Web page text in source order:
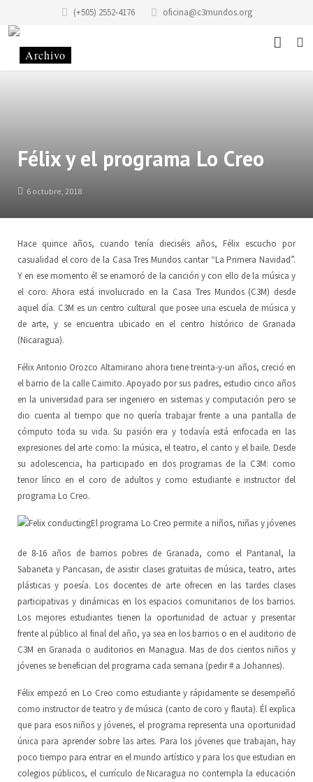
(+505) 2552-4176 oficina@c3mundos.org
Misión
Historia de la Fundación Casa de los Tres Mundos
Código de Conducta
Alquiler y Servicios
Voluntariado
Programas
Taller «Infantilarte»
Taller de Artistas
Colectivo Tonantzin
Taller de Gráfica «Casa Tres Mundos»
Escuela de Artes Escénicas
Desarrollo rural en Malacatoya
Música en los Barrios
Radio Volcán
Archivo Ciudadano
Historias
Contacto
Sitio
Equipo
Junta Directiva
Donaciones
ES
ES
Félix y el programa Lo Creo
6 octubre, 2018
Hace quince años, cuando tenía dieciséis años, Félix escucho por
casualidad el coro de la Casa Tres Mundos cantar “La Primera Navidad”.
Y en ese momento él se enamoró de la canción y con ello de la música y
el coro. Ahora está involucrado en la Casa Tres Mundos (C3M) desde
aquel día. C3M esun centro cultural que posee una escuela de música y
de arte, y se encuentra ubicado en el centro histórico de Granada
(Nicaragua).
Félix Antonio Orozco Altamirano ahora tiene treinta-y-un años, creció en
el barrio de la calle Caimito. Apoyado por sus padres, estudio cinco años
en la universidad para ser ingeniero en sistemas y computación pero se
dio cuenta al tiempo que no quería trabajar frente a una pantalla de
cómputo toda su vida. Su pasión era y todavía está enfocada en las
expresiones del arte como: la música, el teatro, el canto y el baile. Desde
su adolescencia, ha participado en dos programas de la C3M: como
tenor lírico en el coro de adultos y como estudiante e instructor del
programa Lo Creo.
El programa Lo Creo permite a niños, niñas y jóvenes
de 8-16 años de barrios pobres de Granada, como el Pantanal, la
Sabaneta y Pancasan, de asistir clases gratuitas de música, teatro, artes
plásticas y poesía. Los docentes de arte ofrecen en las tardes clases
participativas y dinámicas en los espacios comunitarios de los barrios.
Los mejores estudiantes tienen la oportunidad de actuar y presentar
frente al público al final del año, ya sea en los barrios o en el auditorio de
C3M en Granada o auditorios en Managua. Mas de dos cientos niños y
jóvenes se benefician del programa cada semana (pedir # a Johannes).
Félix empezó en Lo Creo como estudiante y rápidamente se desempeñó
como instructor de teatro y de música (canto de coro y flauta). Él explica
que para esos niños y jóvenes, el programa representa una oportunidad
única para aprender sobre las artes. Para los jóvenes que trabajan, hay
poco tiempo para entrar en el mundo artístico y para los que estudian en
colegios públicos, el currículo de Nicaragua no contempla la educación